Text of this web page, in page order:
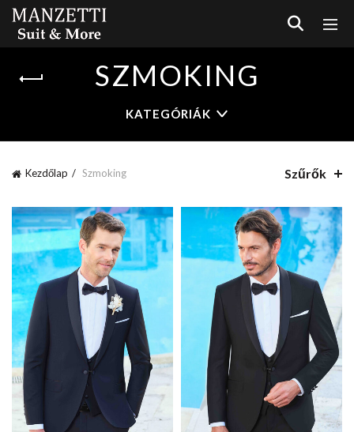
SZMOKING
KATEGÓRIÁK
Kezdőlap Szmoking Szűrők